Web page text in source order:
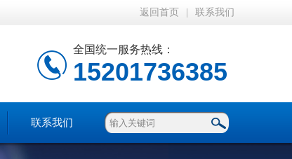
返回首页 联系我们
全国统一服务热线：
15201736385
联系我们